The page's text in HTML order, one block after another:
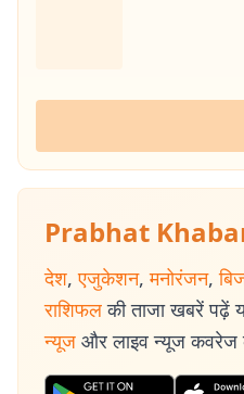
Prabhat
देश, एजुकेशन, मनोरंजन,
राशिफल की ताजा खबरें पढ़ें
न्यूज और लाइव न्यूज कवरेज